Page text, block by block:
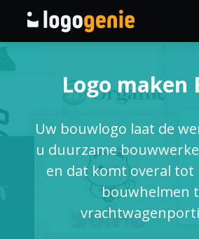
AI logogenerator
Logo-ideeën
Gedrukte producten
Logo maken
Uw bouwlogo laat de
u duurzame
en dat komt overal tot
bouwhelmen